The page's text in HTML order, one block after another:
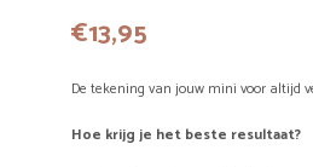
€13,95
De tekening van jouw mini voor altijd
Hoe krijg je het beste resultaat?